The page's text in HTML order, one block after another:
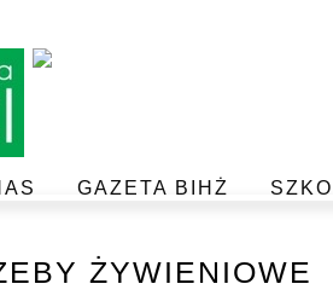
GAZETA BIHŻ
ŻYWIENIOWE